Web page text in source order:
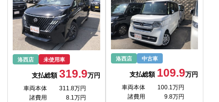
洛西店 未使用車
支払総額 319.9万円
車両本体
311.8万円
諸費用
8.1万円
洛西店 中古車
支払総額 109.9万円
車両本体
100.1万円
諸費用
9.8万円